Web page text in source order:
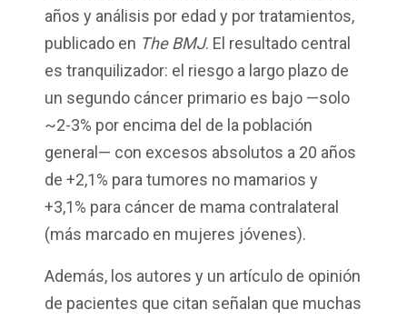
años y análisis por edad y por tratamientos,
publicado en The BMJ. El resultado central
es tranquilizador: el riesgo a largo plazo de
un segundo cáncer primario es bajo —solo
~2-3% por encima del de la población
general— con excesos absolutos a 20 años
de +2,1% para tumores no mamarios y
+3,1% para cáncer de mama contralateral
(más marcado en mujeres jóvenes).
Además, los autores y un artículo de opinión
de pacientes que citan señalan que muchas